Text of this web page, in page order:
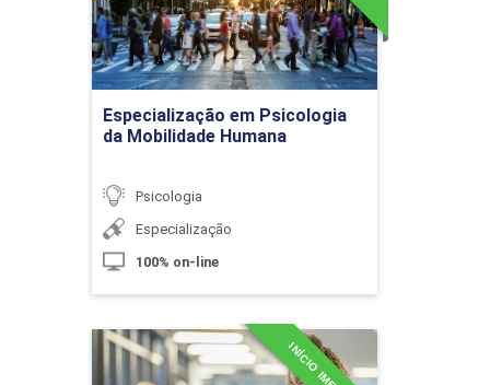
10h
O Trabalho Grupal como Instrumento
de Ressocialização
Especialização em Psicologia
da Mobilidade Humana
Psicologia
Especialização
100% on-line
Detalhes do curso
Especialização em
Psicologia da Saúde